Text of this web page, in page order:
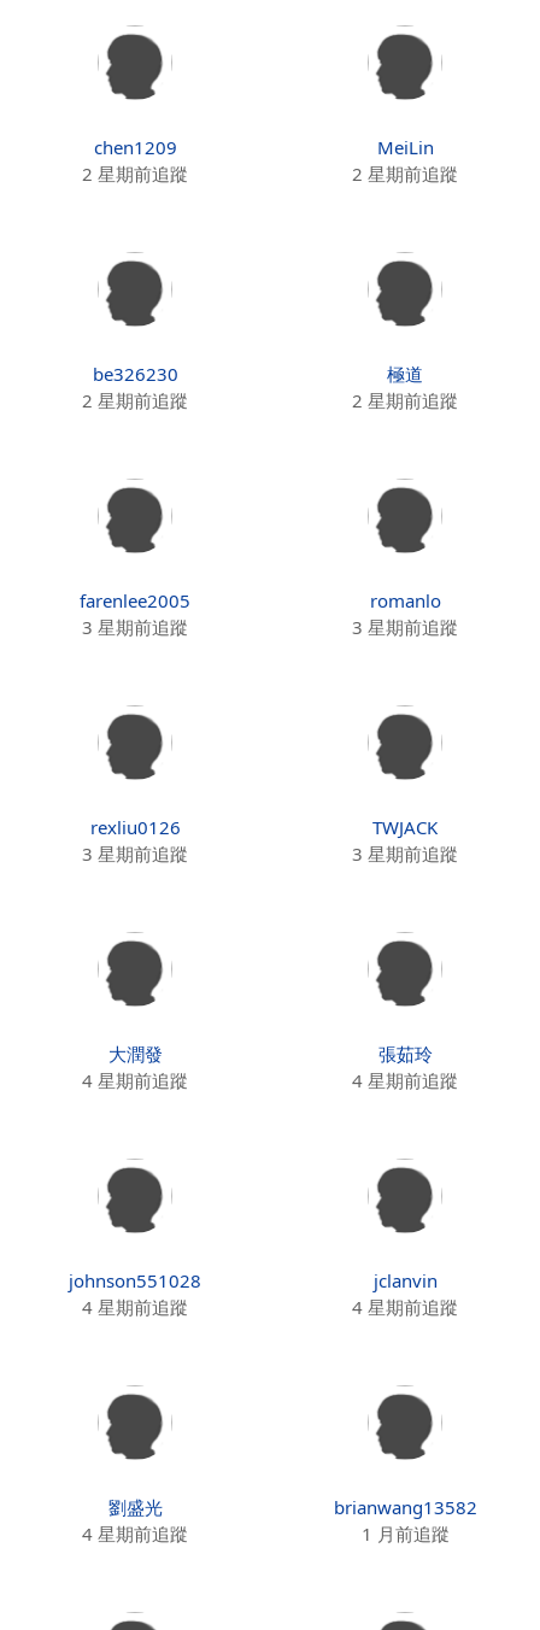
chen1209
2 星期前追蹤
MeiLin
2 星期前追蹤
be326230
2 星期前追蹤
極道
2 星期前追蹤
farenlee2005
3 星期前追蹤
romanlo
3 星期前追蹤
rexliu0126
3 星期前追蹤
TWJACK
3 星期前追蹤
大潤發
4 星期前追蹤
張茹玲
4 星期前追蹤
johnson551028
4 星期前追蹤
jclanvin
4 星期前追蹤
劉盛光
4 星期前追蹤
brianwang13582
1 月前追蹤